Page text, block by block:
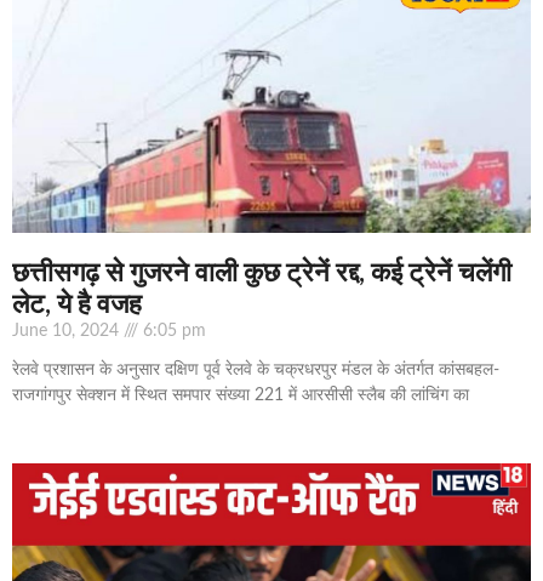
छत्तीसगढ़ से गुजरने वाली कुछ ट्रेनें रद्द, कई ट्रेनें चलेंगी
लेट, ये है वजह
June 10, 2024 6:05 pm
रेलवे प्रशासन के अनुसार दक्षिण पूर्व रेलवे के चक्रधरपुर मंडल के अंतर्गत कांसबहल-
राजगांगपुर सेक्शन में स्थित समपार संख्या 221 में आरसीसी स्लैब की लांचिंग का